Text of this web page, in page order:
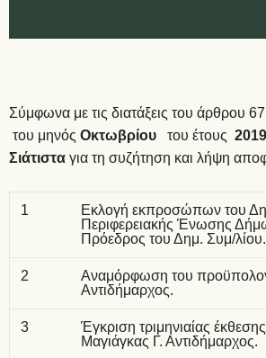
Σύμφωνα με τις διατάξεις του άρθρου
του μηνός Οκτωβρίου του έτους 2019
Σιάτισταγια τη συζήτηση και λήψη
1 Εκλογή εκπροσώπων του
Περιφερειακής Ένωσης
Πρόεδρος του Δημ. Συμ/λίου.
2
Αναμόρφωση του
Αντιδήμαρχος.
3
Έγκριση τριμηνιαίας
Μαγιάγκας Γ. Αντιδήμαρχος.